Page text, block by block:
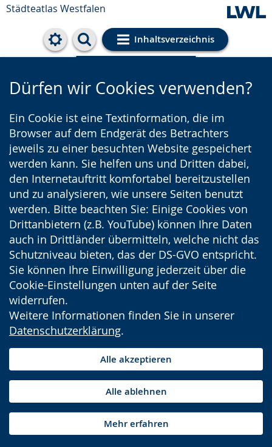
Städteatlas Westfalen
Inhaltsverzeichnis
Cookie-Einstellungen
Dürfen wir Cookies verwenden?
Ein Cookie ist eine Textinformation, die im
Browser auf dem Endgerät des Betrachters
jeweils zu einer besuchten Website gespeichert
werden kann. Sie helfen uns und Dritten dabei,
den Internetauftritt komfortabel bereitzustellen
und zu analysieren, wie unsere Seiten benutzt
werden. Bitte beachten Sie: Einige Cookies von
Drittanbietern (z.B. YouTube) können Ihre Daten
auch in Drittländer übermitteln, welche nicht das
Schutzniveau bieten, das der DS-GVO entspricht.
Sie können Ihre Einwilligung jederzeit über die
Cookie-Einstellungen unten auf der Seite
widerrufen.
Weitere Informationen finden Sie in unserer
Datenschutzerklärung.
Alle akzeptieren
Alle ablehnen
Mehr erfahren